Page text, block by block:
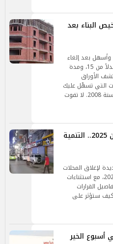
البناء بعد
وأسهل بعد إلغاء
الاشتراطات الجديدة! فقط 8 خطوات بدلاً من 15، ومدة
26 يومًا. اكتشف الأوراق
التي تسهّل عليك
البناء وفقًا لقانون البناء الموحد 119 لسنة 2008. لا تفوت
مواعيد غلق المحلات في رمضان 2025.. التنمية
لإغلاق المحلات
التجارية والمولات خلال شهر رمضان 2025، مع استثناءات
القرارات
ستؤثر على
أسبوع الخير